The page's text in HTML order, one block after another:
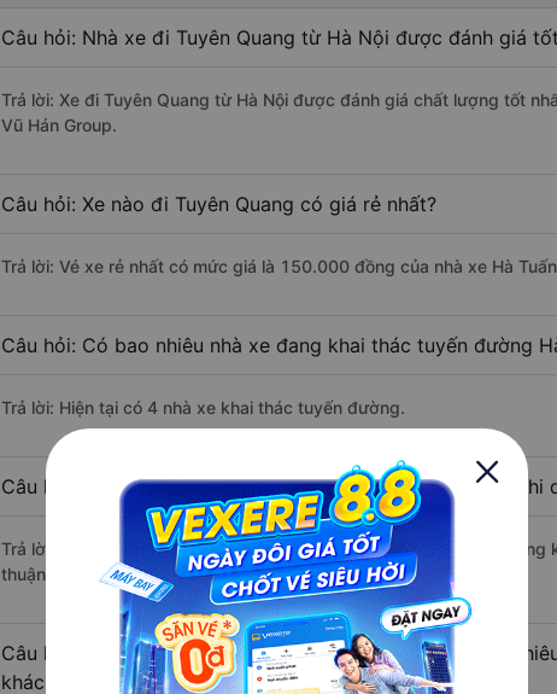
Câu hỏi: Nhà xe đi Tuyên Quang từ Hà Nội được đánh giá
Trả lời: Xe đi Tuyên Quang từ Hà Nội được đánh giá chất lượng tốt
Vũ Hán Group.
Câu hỏi: Xe nào đi Tuyên Quang có giá rẻ nhất?
Trả lời: Vé xe rẻ nhất có mức giá là 150.000 đồng của nhà xe Hà
Câu hỏi: Có bao nhiêu nhà xe đang khai thác tuyến đường
Trả lời: Hiện tại có 4 nhà xe khai thác tuyến đường.
Câu hỏi: Từ Hà Nội đi Tuyên Quang mất bao nhiêu tiếng khi
Trả lời: Thời gian di chuyển bằng xe khách từ Hà Nội đi Tuyên
thuận lợi.
Câu hỏi: Khoảng cách từ Hà Nội đi Tuyên Quang là bao
khách?